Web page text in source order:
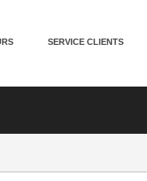
SERVICE CLIENTS